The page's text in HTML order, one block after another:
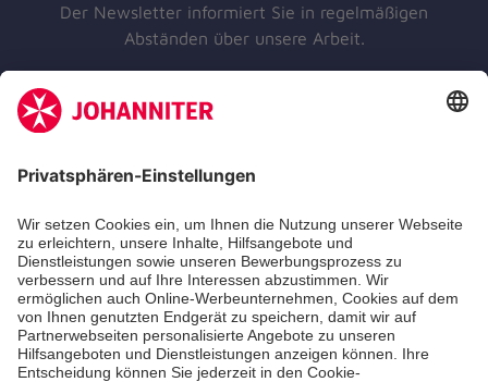
Der Newsletter informiert Sie in regelmäßigen
Abständen über unsere Arbeit.
Unsere Standorte
Leistungen
Kennzahlen und Struktur